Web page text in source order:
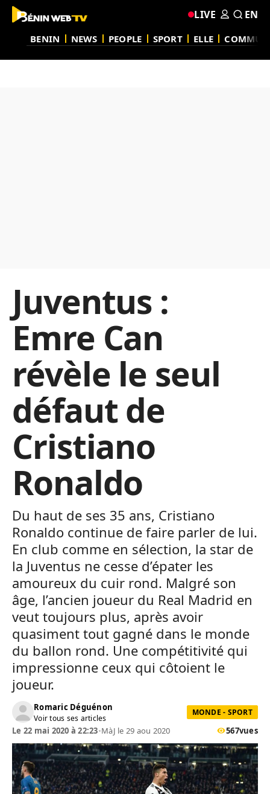
BENIN NEWS PEOPLE SPORT ELLE
LIVE EN
Juventus :
Emre Can
révèle le seul
défaut de
Cristiano
Ronaldo
Du haut de ses 35 ans, Cristiano
Ronaldo continue de faire parler de lui.
En club comme en sélection, la star de
la Juventus ne cesse d’épater les
amoureux du cuir rond. Malgré son
âge, l’ancien joueur du Real Madrid en
veut toujours plus, après avoir
quasiment tout gagné dans le monde
du ballon rond. Une compétitivité qui
impressionne ceux qui côtoient le
joueur.
Romaric Déguénon
Voir tous ses articles
MONDE - SPORT
Le 22 mai 2020 à 22:23•MàJ le 29 aou 2020 567vues